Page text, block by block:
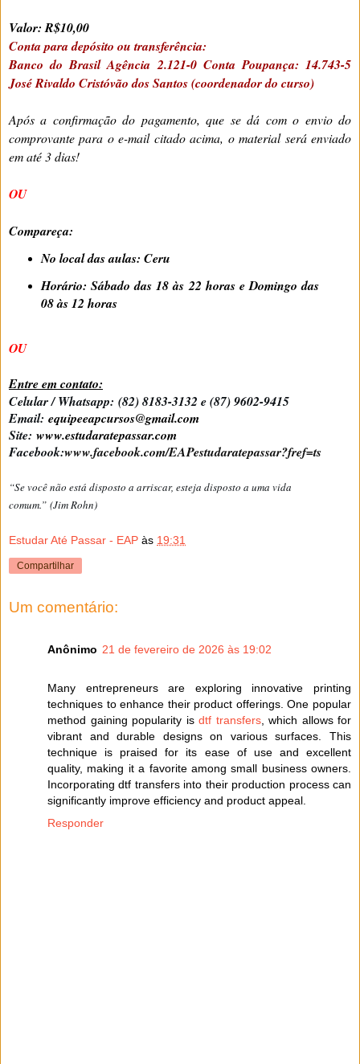
Valor: R$10,00
Conta para depósito ou transferência:
Banco do Brasil Agência 2.121-0 Conta Poupança: 14.743-5
José Rivaldo Cristóvão dos Santos (coordenador do curso)
Após a confirmação do pagamento, que se dá com o envio do
comprovante para o e-mail citado acima, o material será enviado
em até 3 dias!
OU
Compareça:
No local das aulas: Ceru
Horário: Sábado das 18 às 22 horas e Domingo das
08 às 12 horas
OU
Entre em contato:
Celular / Whatsapp: (82) 8183-3132 e (87) 9602-9415
Email: equipeeapcursos@gmail.com
Site: www.estudaratepassar.com
Facebook:www.facebook.com/EAPestudaratepassar?fref=ts
“Se você não está disposto a arriscar, esteja disposto a uma vida
comum.” (Jim Rohn)
Estudar Até Passar - EAP às 19:31
Compartilhar
Um comentário:
Anônimo 21 de fevereiro de 2026 às 19:02
Many entrepreneurs are exploring innovative printing
techniques to enhance their product offerings. One popular
method gaining popularity is dtf transfers, which allows for
vibrant and durable designs on various surfaces. This
technique is praised for its ease of use and excellent
quality, making it a favorite among small business owners.
Incorporating dtf transfers into their production process can
significantly improve efficiency and product appeal.
Responder